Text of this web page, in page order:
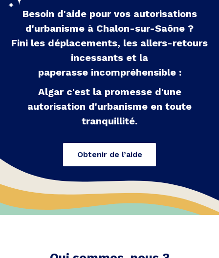
Besoin d'aide pour vos autorisations
d'urbanisme à Chalon-sur-Saône ?
Fini les déplacements, les allers-retours
incessants et la
paperasse incompréhensible :
Algar c'est la promesse d'une
autorisation d'urbanisme en toute
tranquillité.
Obtenir de l’aide